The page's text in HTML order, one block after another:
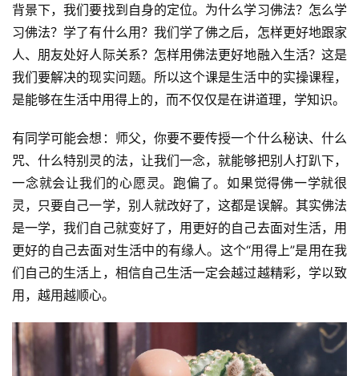
背景下，我们要找到自身的定位。为什么学习佛法？怎么学
习佛法？学了有什么用？我们学了佛之后，怎样更好地跟家
人、朋友处好人际关系？怎样用佛法更好地融入生活？这是
我们要解决的现实问题。所以这个课是生活中的实操课程，
是能够在生活中用得上的，而不仅仅是在讲道理，学知识。
有同学可能会想：师父，你要不要传授一个什么秘诀、什么
咒、什么特别灵的法，让我们一念，就能够把别人打趴下，
一念就会让我们的心愿灵。跑偏了。如果觉得佛一学就很
灵，只要自己一学，别人就改好了，这都是误解。其实佛法
是一学，我们自己就变好了，用更好的自己去面对生活，用
更好的自己去面对生活中的有缘人。这个“用得上”是用在我
们自己的生活上，相信自己生活一定会越过越精彩，学以致
用，越用越顺心。